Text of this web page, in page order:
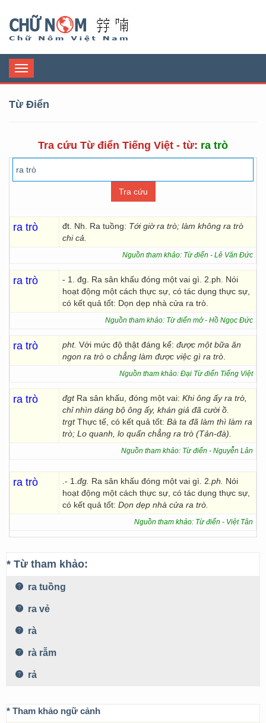
Toggle
navigation
Từ Điển
Tra cứu Từ điển Tiếng Việt - từ: ra trò
ra trò đt. Nh. Ra tuồng: Tới giờ ra trò; làm không ra trò
chi cả.
Nguồn tham khảo: Từ điển - Lê Văn Đức
ra trò
- 1. đg. Ra sân khấu đóng một vai gì. 2.ph. Nói
hoạt động một cách thực sự, có tác dụng thực sự,
có kết quả tốt: Dọn dẹp nhà cửa ra trò.
Nguồn tham khảo: Từ điển mở - Hồ Ngọc Đức
ra trò pht. Với mức độ thật đáng kể: được một bữa ăn
ngon ra trò o chẳng làm được việc gì ra trò
Nguồn tham khảo: Đại Từ điển Tiếng Việt
ra trò đgt Ra sân khấu, đóng một vai: Khi ông ấy ra trò,
chỉ nhìn dáng bộ ông ấy, khán giả đã cười ồ.
trgtThực tế, có kết quả tốt: Bà ta đã làm thì làm ra
trò; Lo quanh, lo quẩn chẳng ra trò (Tản-đà).
Nguồn tham khảo: Từ điển - Nguyễn Lân
ra trò .- 1. đg. Ra sân khấu đóng một vai gì. 2 .ph. Nói
hoạt động một cách thực sự, có tác dụng thực sự,
có kết quả tốt: Dọn dẹp nhà cửa ra trò.
Nguồn tham khảo: Từ điển - Việt Tân
* Từ tham khảo:
ra tuồng
ra vẻ
rà
rà rẫm
rả
* Tham khảo ngữ cảnh